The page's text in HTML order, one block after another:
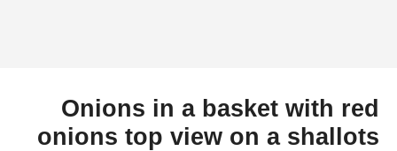
Onions in a basket with red
onions top view on a shallots